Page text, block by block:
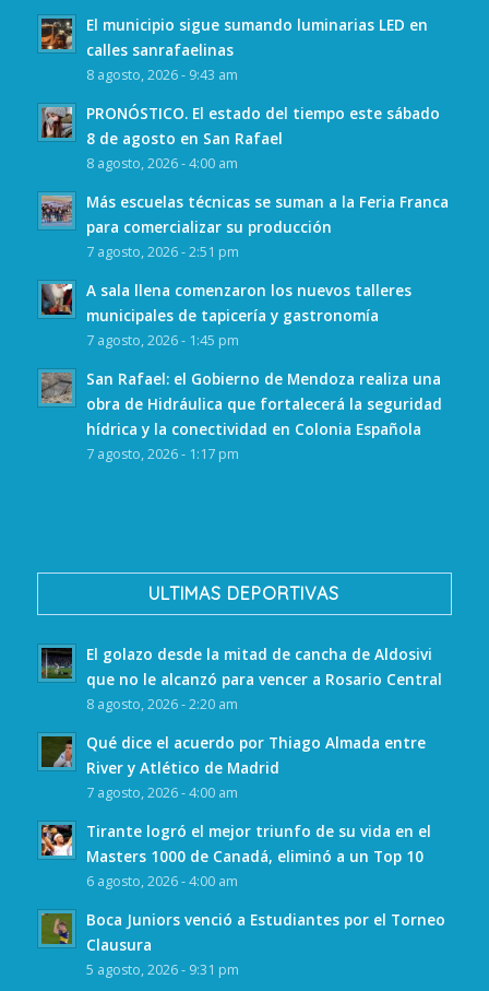
El municipio sigue sumando luminarias LED en
calles sanrafaelinas
8 agosto, 2026 - 9:43 am
PRONÓSTICO. El estado del tiempo este sábado
8 de agosto en San Rafael
8 agosto, 2026 - 4:00 am
Más escuelas técnicas se suman a la Feria Franca
para comercializar su producción
7 agosto, 2026 - 2:51 pm
A sala llena comenzaron los nuevos talleres
municipales de tapicería y gastronomía
7 agosto, 2026 - 1:45 pm
San Rafael: el Gobierno de Mendoza realiza una
obra de Hidráulica que fortalecerá la seguridad
hídrica y la conectividad en Colonia Española
7 agosto, 2026 - 1:17 pm
ULTIMAS DEPORTIVAS
El golazo desde la mitad de cancha de Aldosivi
que no le alcanzó para vencer a Rosario Central
8 agosto, 2026 - 2:20 am
Qué dice el acuerdo por Thiago Almada entre
River y Atlético de Madrid
7 agosto, 2026 - 4:00 am
Tirante logró el mejor triunfo de su vida en el
Masters 1000 de Canadá, eliminó a un Top 10
6 agosto, 2026 - 4:00 am
Boca Juniors venció a Estudiantes por el Torneo
Clausura
5 agosto, 2026 - 9:31 pm